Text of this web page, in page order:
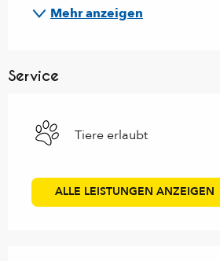
Mehr anzeigen
Service
Tiere erlaubt
ALLE LEISTUNGEN ANZEIGEN